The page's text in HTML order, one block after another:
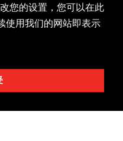
您的设置，您可以在此
使用我们的网站即表示